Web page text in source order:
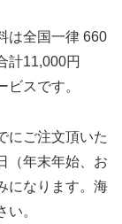
は全国一律 660
計11,000円
ビスです。
ご注文頂いた
（年末年始、お
になります。海
。